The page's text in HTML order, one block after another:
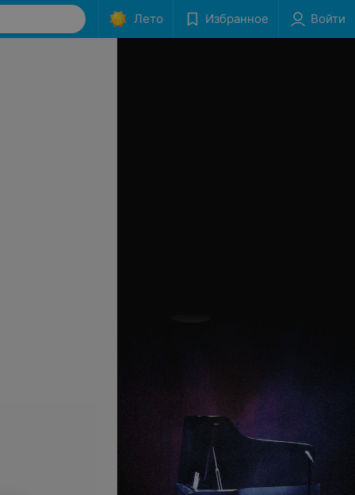
Лето Избранное Войти